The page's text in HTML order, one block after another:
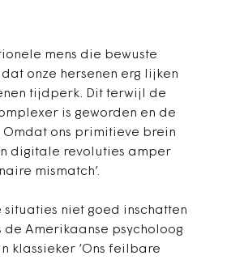
mens die bewuste
onze hersenen erg lijken
tijdperk. Dit terwijl de
is geworden en de
ons primitieve brein
digitale revoluties amper
mismatch’.
niet goed inschatten
de Amerikaanse psycholoog
klassieker ‘Ons feilbare